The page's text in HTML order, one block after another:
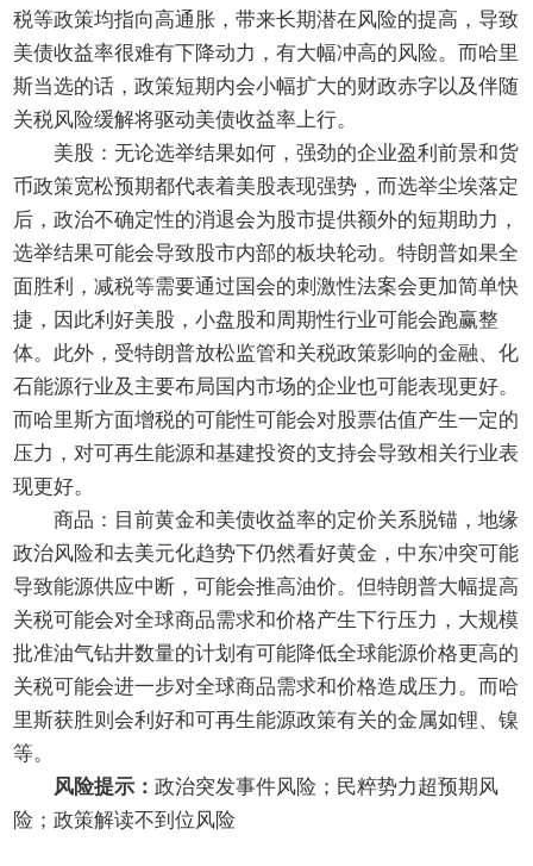
税等政策均指向高通胀，带来长期潜在风险的提高，导致
美债收益率很难有下降动力，有大幅冲高的风险。而哈里
斯当选的话，政策短期内会小幅扩大的财政赤字以及伴随
关税风险缓解将驱动美债收益率上行。
美股：无论选举结果如何，强劲的企业盈利前景和货
币政策宽松预期都代表着美股表现强势，而选举尘埃落定
后，政治不确定性的消退会为股市提供额外的短期助力，
选举结果可能会导致股市内部的板块轮动。特朗普如果全
面胜利，减税等需要通过国会的刺激性法案会更加简单快
捷，因此利好美股，小盘股和周期性行业可能会跑赢整
体。此外，受特朗普放松监管和关税政策影响的金融、化
石能源行业及主要布局国内市场的企业也可能表现更好。
而哈里斯方面增税的可能性可能会对股票估值产生一定的
压力，对可再生能源和基建投资的支持会导致相关行业表
现更好。
商品：目前黄金和美债收益率的定价关系脱锚，地缘
政治风险和去美元化趋势下仍然看好黄金，中东冲突可能
导致能源供应中断，可能会推高油价。但特朗普大幅提高
关税可能会对全球商品需求和价格产生下行压力，大规模
批准油气钻井数量的计划有可能降低全球能源价格更高的
关税可能会进一步对全球商品需求和价格造成压力。而哈
里斯获胜则会利好和可再生能源政策有关的金属如锂、镍
等。
风险提示：政治突发事件风险；民粹势力超预期风
险；政策解读不到位风险